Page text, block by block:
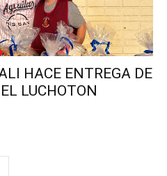
HACE ENTREGA DE
LUCHOTON